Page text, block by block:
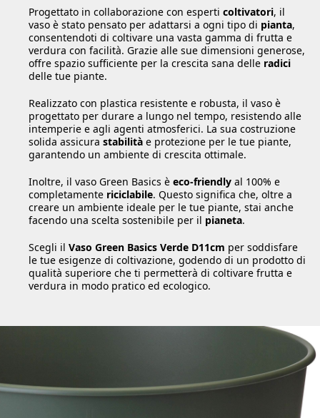
Progettato in collaborazione con esperti coltivatori, il
vaso è stato pensato per adattarsi a ogni tipo di pianta,
consentendoti di coltivare una vasta gamma di frutta e
verdura con facilità. Grazie alle sue dimensioni generose,
offre spazio sufficiente per la crescita sana delle radici
delle tue piante.
Realizzato con plastica resistente e robusta, il vaso è
progettato per durare a lungo nel tempo, resistendo alle
intemperie e agli agenti atmosferici. La sua costruzione
solida assicura stabilità e protezione per le tue piante,
garantendo un ambiente di crescita ottimale.
Inoltre, il vaso Green Basics è eco-friendly al 100% e
completamente riciclabile. Questo significa che, oltre a
creare un ambiente ideale per le tue piante, stai anche
facendo una scelta sostenibile per il pianeta.
Scegli il Vaso Green Basics Verde D11cm per soddisfare
le tue esigenze di coltivazione, godendo di un prodotto di
qualità superiore che ti permetterà di coltivare frutta e
verdura in modo pratico ed ecologico.